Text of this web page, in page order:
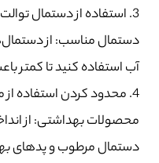
3. استفاده از دستمال توالت مناسب
دستمال مناسب: از
آب استفاده کنید تا کمتر
4. محدود کردن استفاده از محصولات بهداشتی
محصولات بهداشتی: از
دستمال مرطوب و پدهای